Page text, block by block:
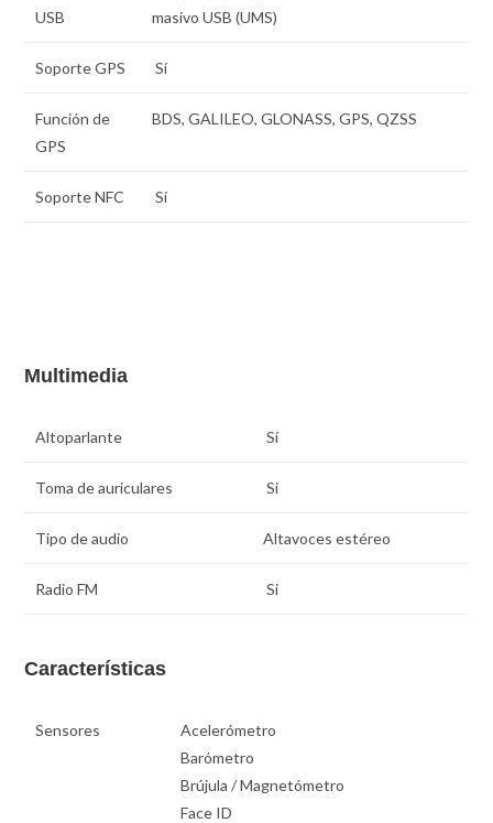
USB
masivo USB (UMS)
Soporte GPS Sí
Función de
GPS
BDS, GALILEO, GLONASS, GPS, QZSS
Soporte NFC Sí
Multimedia
Altoparlante Sí
Toma de auriculares Si
Tipo de audio Altavoces estéreo
Radio FM Si
Características
Sensores
Acelerómetro
Barómetro
Brújula / Magnetómetro
Face ID